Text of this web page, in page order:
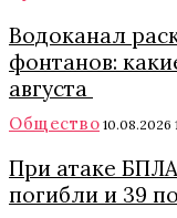
Водоканал
фонтанов:
августа
Общество 10.08.2026
При атаке
погибли и 39